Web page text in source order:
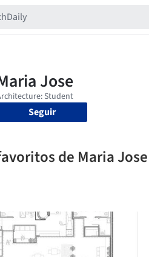
Seguir
de Maria Jose